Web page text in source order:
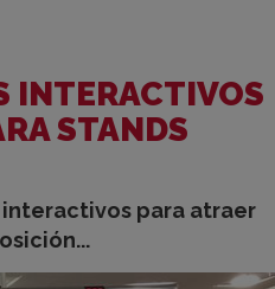
INTERACTIVOS
STANDS
para atraer